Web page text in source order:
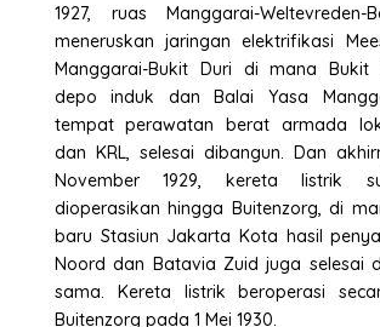
1927, ruas Manggarai-Weltevreden-
meneruskan jaringan elektrifikasi
Manggarai-Bukit Duri di mana Bukit
depo induk dan Balai Yasa
tempat perawatan berat armada
dan KRL, selesai dibangun. Dan
November 1929, kereta listrik
dioperasikan hingga Buitenzorg, di
baru Stasiun Jakarta Kota hasil
Noord dan Batavia Zuid juga selesai
sama. Kereta listrik beroperasi
Buitenzorg pada 1 Mei 1930.